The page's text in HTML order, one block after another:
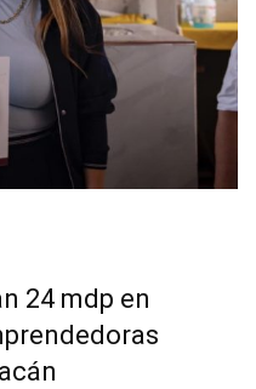
24 mdp en